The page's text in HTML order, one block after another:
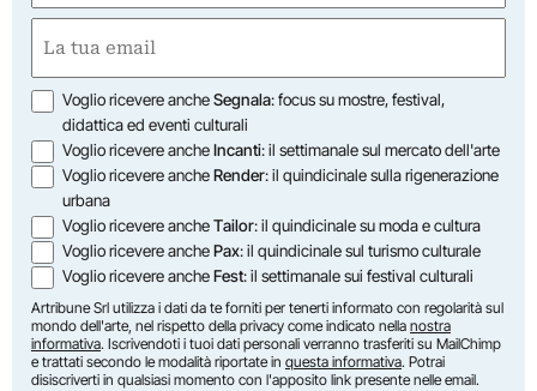
Nome
(Obbligatorio)
Opzioni
Voglio ricevere ancheSegnala: focus su mostre, festival,
didattica ed eventi culturali
Voglio ricevere ancheIncanti: il settimanale sul mercato dell'arte
Voglio ricevere ancheRender: il quindicinale sulla rigenerazione
urbana
Voglio ricevere ancheTailor: il quindicinale su moda e cultura
Voglio ricevere anchePax: il quindicinale sul turismo culturale
Voglio ricevere ancheFest: il settimanale sui festival culturali
Artribune Srl utilizza i dati da te forniti per tenerti informato con regolarità sul
mondo dell'arte, nel rispetto della privacy come indicato nella nostra
informativa. Iscrivendoti i tuoi dati personali verranno trasferiti su MailChimp
e trattati secondo le modalità riportate in questa informativa. Potrai
disiscriverti in qualsiasi momento con l'apposito link presente nelle email.